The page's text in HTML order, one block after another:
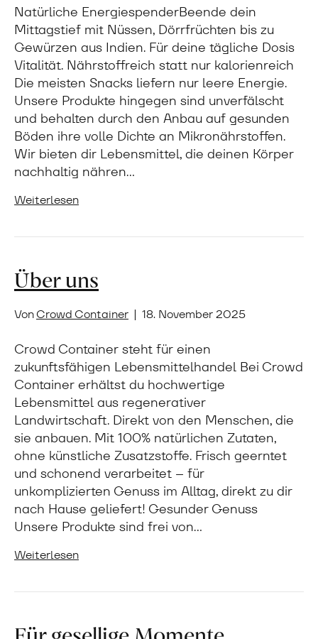
Natürliche EnergiespenderBeende dein
Mittagstief mit Nüssen, Dörrfrüchten bis zu
Gewürzen aus Indien. Für deine tägliche Dosis
Vitalität. Nährstoffreich statt nur kalorienreich
Die meisten Snacks liefern nur leere Energie.
Unsere Produkte hingegen sind unverfälscht
und behalten durch den Anbau auf gesunden
Böden ihre volle Dichte an Mikronährstoffen.
Wir bieten dir Lebensmittel, die deinen Körper
nachhaltig nähren…
Weiterlesen
Über uns
VonCrowd Container | 18. November 2025
Crowd Container steht für einen
zukunftsfähigen Lebensmittelhandel Bei Crowd
Container erhältst du hochwertige
Lebensmittel aus regenerativer
Landwirtschaft. Direkt von den Menschen, die
sie anbauen. Mit 100% natürlichen Zutaten,
ohne künstliche Zusatzstoffe. Frisch geerntet
und schonend verarbeitet – für
unkomplizierten Genuss im Alltag, direkt zu dir
nach Hause geliefert! Gesunder Genuss
Unsere Produkte sind frei von…
Weiterlesen